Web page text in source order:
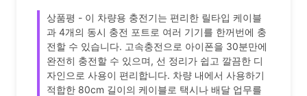
상품평 - 이 차량용 충전기는 편리한 릴타입 케이블
과 4개의 동시 충전 포트로 여러 기기를 한꺼번에 충
전할 수 있습니다. 고속충전으로 아이폰을 30분만에
완전히 충전할 수 있으며, 선 정리가 쉽고 깔끔한 디
자인으로 사용이 편리합니다. 차량 내에서 사용하기
적합한 80cm 길이의 케이블로 택시나 배달 업무를